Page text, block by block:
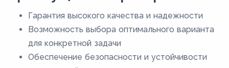
33,2
34,2
35,2
35,8
Гарантия высокого качества и надежности
Возможность выбора оптимального варианта
для конкретной задачи
Обеспечение безопасности и устойчивости